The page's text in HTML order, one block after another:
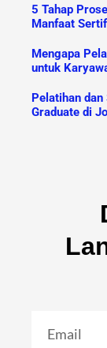
5 Tahap
Manfaat
Mengapa
untuk
Pelatihan
Graduate di